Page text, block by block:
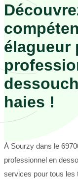
élagueur
haies !
À Sourzy dans le
professionnel en
services pour tous les